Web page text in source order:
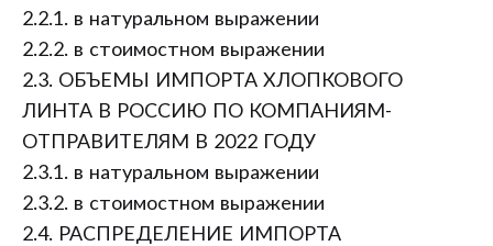
2.2.1. в натуральном выражении
2.2.2. в стоимостном выражении
2.3. ОБЪЕМЫ ИМПОРТА ХЛОПКОВОГО
ЛИНТА В РОССИЮ ПО КОМПАНИЯМ-
ОТПРАВИТЕЛЯМ В 2022 ГОДУ
2.3.1. в натуральном выражении
2.3.2. в стоимостном выражении
2.4. РАСПРЕДЕЛЕНИЕ ИМПОРТА